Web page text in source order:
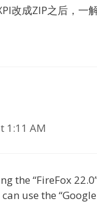
改成ZIP之后，一
1:11 AM
the “FireFox
use the